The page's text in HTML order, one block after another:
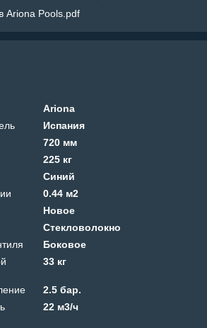
Ariona Pools.pdf
Ariona
Испания
720 мм
225 кг
Синий
0.44 м2
Новое
Стекловолокно
Боковое
33 кг
2.5 бар.
22 м3/ч